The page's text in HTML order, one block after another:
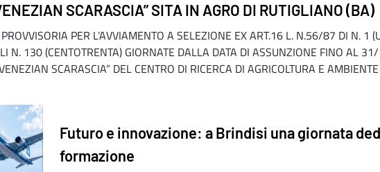
SCARASCIA” SITA IN AGRO DI RUTIGLIANO (BA)
PER L’AVVIAMENTO A SELEZIONE EX ART.16 L. N.56/87 DI N. 1
N. 130 (CENTOTRENTA) GIORNATE DALLA DATA DI ASSUNZIONE FINO AL
SCARASCIA” DEL CENTRO DI RICERCA DI AGRICOLTURA E
Futuro e innovazione: a Brindisi una giornata
formazione